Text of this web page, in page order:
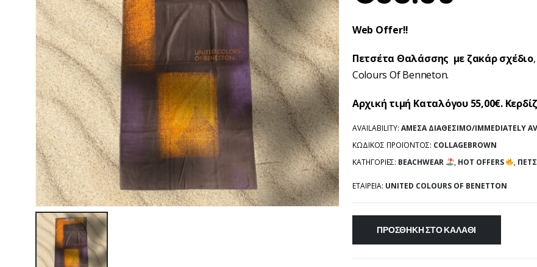
Web Offer!!
Πετσέτα Θαλάσσης με ζακάρ σχέδιο
Colours Of Benneton.
Αρχική τιμή Καταλόγου 55,00€.
AVAILABILITY: ΆΜΕΣΑ ΔΙΑΘΈΣΙΜΟ/IMMEDIATELY
ΚΩΔΙΚΌΣ ΠΡΟΪΌΝΤΟΣ: COLLAGEBROWN
ΚΑΤΗΓΟΡΊΕΣ: BEACHWEAR , HOT OFFERS ,
ΕΤΑΙΡΕΊΑ: UNITED COLOURS OF BENETTON
ΠΡΟΣΘΉΚΗ ΣΤΟ ΚΑΛΆΘΙ